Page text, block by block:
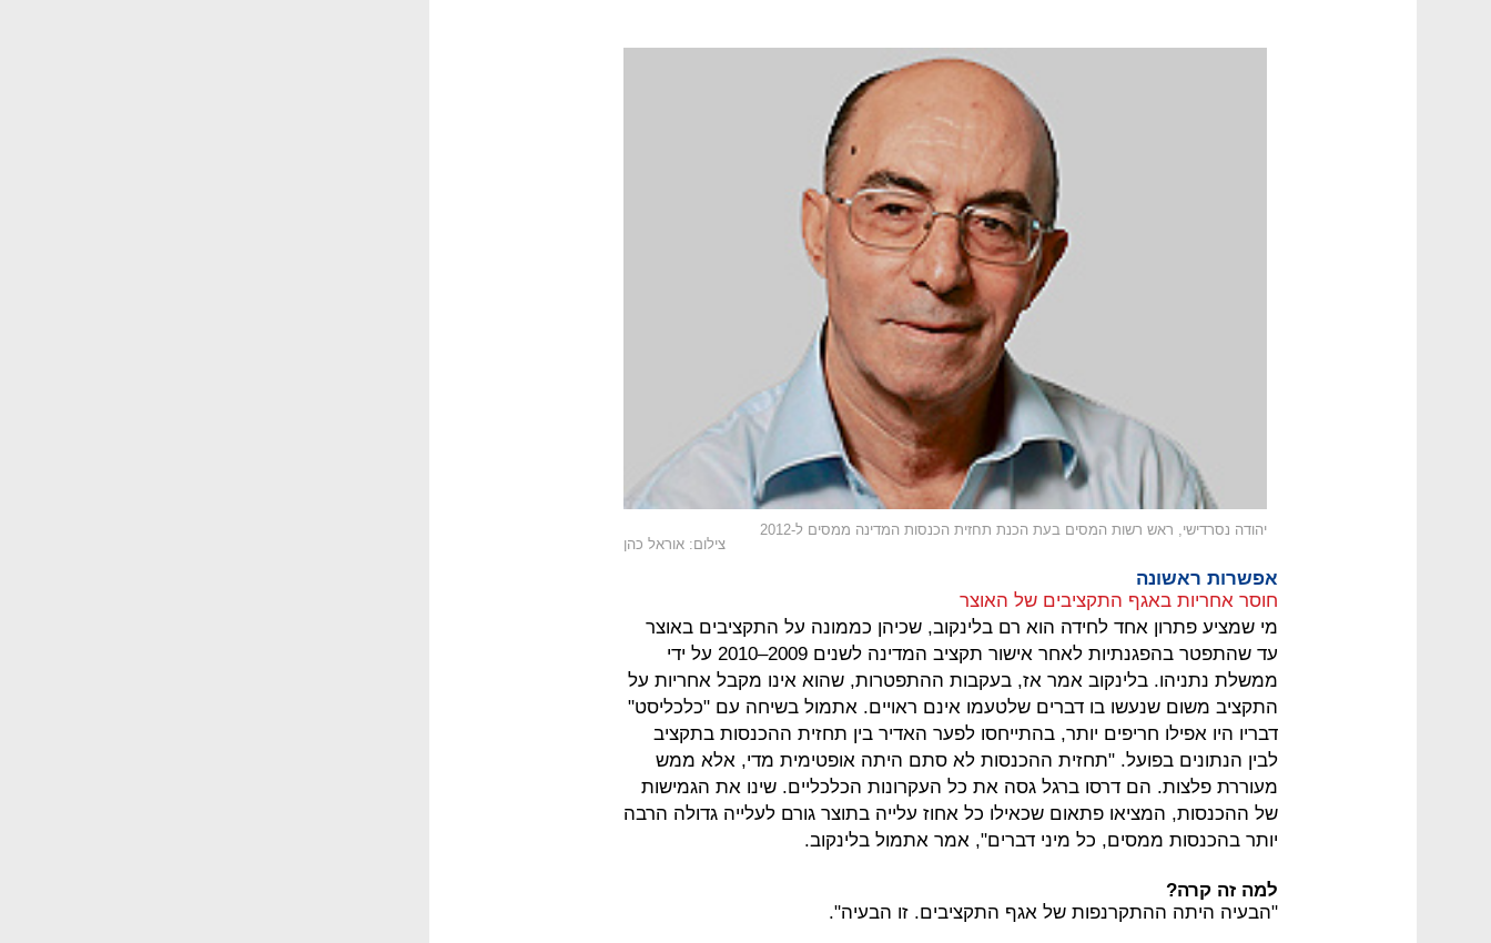
יהודה נסרדישי, ראש רשות המסים בעת הכנת תחזית הכנסות המדינה ממסים ל-2012
צילום: אוראל כהן
אפשרות ראשונה
חוסר אחריות באגף התקציבים של האוצר
מי שמציע פתרון אחד לחידה הוא רם בלינקוב, שכיהן כממונה על התקציבים באוצר
עד שהתפטר בהפגנתיות לאחר אישור תקציב המדינה לשנים 2009–2010 על ידי
ממשלת נתניהו. בלינקוב אמר אז, בעקבות ההתפטרות, שהוא אינו מקבל אחריות על
התקציב משום שנעשו בו דברים שלטעמו אינם ראויים. אתמול בשיחה עם "כלכליסט"
דבריו היו אפילו חריפים יותר, בהתייחסו לפער האדיר בין תחזית ההכנסות בתקציב
לבין הנתונים בפועל. "תחזית ההכנסות לא סתם היתה אופטימית מדי, אלא ממש
מעוררת פלצות. הם דרסו ברגל גסה את כל העקרונות הכלכליים. שינו את הגמישות
של ההכנסות, המציאו פתאום שכאילו כל אחוז עלייה בתוצר גורם לעלייה גדולה הרבה
יותר בהכנסות ממסים, כל מיני דברים", אמר אתמול בלינקוב.
למה זה קרה?
"הבעיה היתה ההתקרנפות של אגף התקציבים. זו הבעיה".